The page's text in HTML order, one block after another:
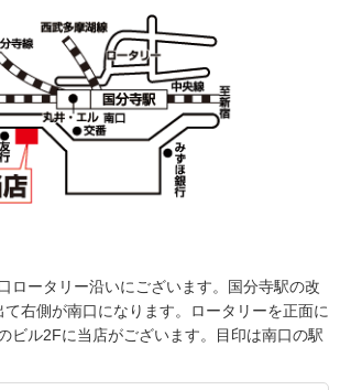
ロータリー沿いにございます。国分寺駅の改
右側が南口になります。ロータリーを正面に
ビル2Fに当店がございます。目印は南口の駅